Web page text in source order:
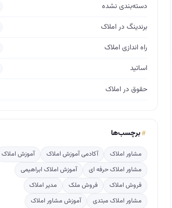
دسته‌بندی نشده
برندینگ در املاک
راه اندازی املاک
اساتید
حقوق در املاک
برچسب‌ها
مشاور املاک آکادمی آموزش املاک
آموزش املاک
مشاور املاک حرفه ای
آموزش املاک ابراهیمی
فروش املاک
فروش ملک
مدیر املاک
مشاور املاک مبتدی
آموزش مشاور املاک